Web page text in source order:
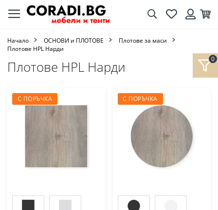
ТърсенеЛюбими
Начало ОСНОВИ и ПЛОТОВЕ
Плотове за маси
Плотове HPL Нарди
Плотове HPL Нарди
С ПОРЪЧКА С ПОРЪЧКА